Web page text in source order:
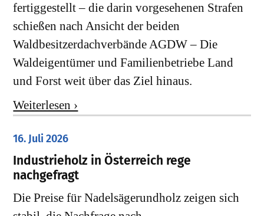
fertiggestellt – die darin vorgesehenen Strafen
schießen nach Ansicht der beiden
Waldbesitzerdachverbände AGDW – Die
Waldeigentümer und Familienbetriebe Land
und Forst weit über das Ziel hinaus.
Weiterlesen ›
16. Juli 2026
Industrieholz in Österreich rege
nachgefragt
Die Preise für Nadelsägerundholz zeigen sich